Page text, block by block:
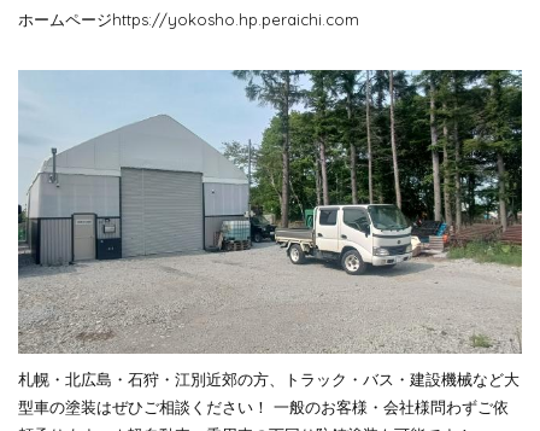
ホームページhttps://yokosho.hp.peraichi.com
札幌・北広島・石狩・江別近郊の方、トラック・バス・建設機械など大
型車の塗装はぜひご相談ください！ 一般のお客様・会社様問わずご依